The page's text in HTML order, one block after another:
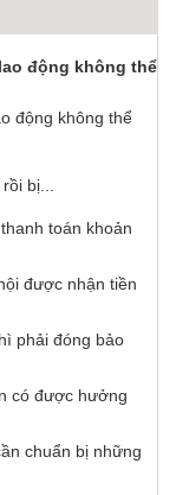
động không thể
bị...
toán khoản
được nhận tiền
phải đóng bảo
có được hưởng
chuẩn bị những